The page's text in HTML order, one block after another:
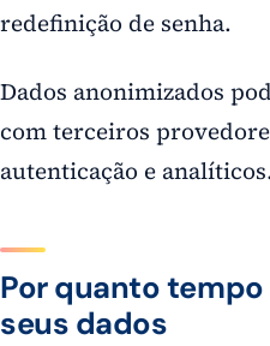
redefinição de senha.
Dados anonimizados
com terceiros
autenticação e
Por quanto
seus dados